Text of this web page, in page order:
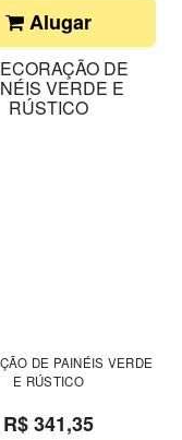
Alugar
DE PAINÉIS VERDE
E RÚSTICO
R$ 341,35